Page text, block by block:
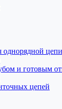
однорядной цепи
и готовым
цепей